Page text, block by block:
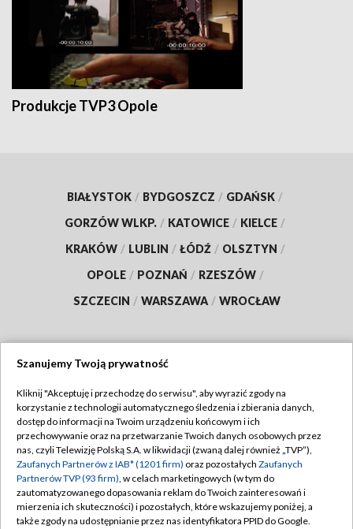
Produkcje TVP3 Opole
BIAŁYSTOK / BYDGOSZCZ / GDAŃSK /
GORZÓW WLKP. / KATOWICE / KIELCE /
KRAKÓW / LUBLIN / ŁÓDŹ / OLSZTYN /
OPOLE / POZNAŃ / RZESZÓW /
SZCZECIN / WARSZAWA / WROCŁAW
TVP
Abonament TVP
Emisja w TVP
Centrum informacji TVP
Naziemna Telewizja Cyfrowa
Regulamin TVP
Polityka prywatności
Moje zgody
Pomoc
Szanujemy Twoją prywatność
Kliknij "Akceptuję i przechodzę do serwisu", aby wyrazić zgody na
korzystanie z technologii automatycznego śledzenia i zbierania danych,
dostęp do informacji na Twoim urządzeniu końcowym i ich
przechowywanie oraz na przetwarzanie Twoich danych osobowych przez
nas, czyli Telewizję Polską S.A. w likwidacji (zwaną dalej również „TVP”),
Zaufanych Partnerów z IAB* (1201 firm) oraz pozostałych Zaufanych
Partnerów TVP (93 firm), w celach marketingowych (w tym do
zautomatyzowanego dopasowania reklam do Twoich zainteresowań i
mierzenia ich skuteczności) i pozostałych, które wskazujemy poniżej, a
także zgody na udostępnianie przez nas identyfikatora PPID do Google.